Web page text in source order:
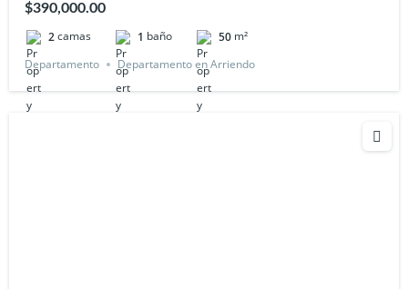
$390,000.00
2camas 1 baño 50 m²
Departamento
Departamento en Arriendo